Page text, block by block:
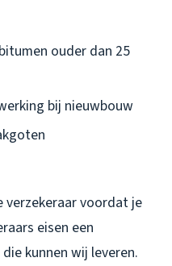
ouder dan 25
bij nieuwbouw
verzekeraarvoordat je
eisen een
kunnen wij leveren.